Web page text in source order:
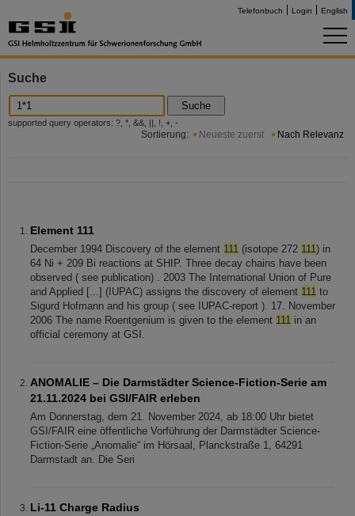
Telefonbuch Login English
Suche
Suche
supported query operators: ?, *, &&, ||, !, +, -
Sortierung: Neueste zuerst Nach Relevanz
Element 111
December 1994 Discovery of the element 111 (isotope 272 111) in
64 Ni + 209 Bi reactions at SHIP. Three decay chains have been
observed ( see publication) . 2003 The International Union of Pure
and Applied [...] (IUPAC) assigns the discovery of element 111 to
Sigurd Hofmann and his group ( see IUPAC-report ). 17. November
2006 The name Roentgenium is given to the element 111 in an
official ceremony at GSI.
ANOMALIE – Die Darmstädter Science-Fiction-Serie am
21.11.2024 bei GSI/FAIR erleben
Am Donnerstag, dem 21. November 2024, ab 18:00 Uhr bietet
GSI/FAIR eine öffentliche Vorführung der Darmstädter Science-
Fiction-Serie „Anomalie“ im Hörsaal, Planckstraße 1, 64291
Darmstadt an. Die Seri
Li-11 Charge Radius